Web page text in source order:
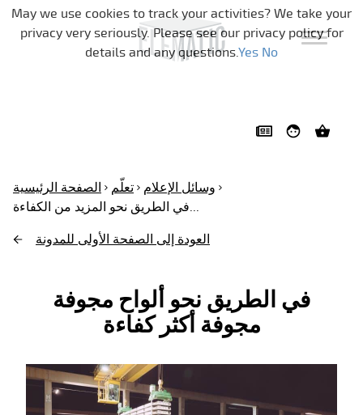
تخطي التنقل
الصفحة الرئيسية تعلّم
وسائل الإعلام
في الطريق نحو المزيد من الكفاءة...
العودة إلى الصفحة الأولى للمدونة
في الطريق نحو ألواح مجوفة
مجوفة أكثر كفاءة
May we use cookies to track your activities? We take your
privacy very seriously. Please see our privacy policy for
details and any questions.Yes No